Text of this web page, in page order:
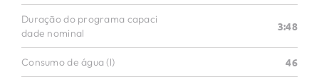
Duração do programa capaci
dade nominal
3:48
Consumo de água (l) 46